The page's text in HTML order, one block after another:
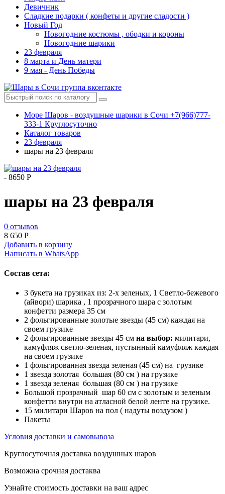
Девичник
Сладкие подарки ( конфеты и другие сладости )
Новый Год
Новогодние костюмы , ободки и короны
Новогодние шарики
23 февраля
8 марта и День матери
9 мая - День Победы
Море Шаров - воздушные шарики в Сочи +7(966)777-
333-1 Круглосуточно
Каталог товаров
23 февраля
шары на 23 февраля
- 8650 Р
шары на 23 февраля
0 отзывов
8 650 Р
Добавить в корзину
Написать в WhatsApp
Состав сета:
3 букета на грузиках из: 2-х зеленых, 1 Светло-бежевого
(айвори) шарика , 1 прозрачного шара с золотым
конфетти размера 35 см
2 фольгированные золотые звезды (45 см) каждая на
своем грузике
2 фольгированные звезды 45 см на выбор: милитари,
камуфляж светло-зеленая, пустынный камуфляж каждая
на своем грузике
1 фольгированная звезда зеленая (45 см) на грузике
1 звезда золотая большая (80 см ) на грузике
1 звезда зеленая большая (80 см ) на грузике
Большой прозрачный шар 60 см с золотым и зеленым
конфетти внутри на атласной белой ленте на грузике.
15 милитари Шаров на пол ( надуты воздузом )
Пакеты
Условия доставки и самовывоза
Круглосуточная доставка воздушных шаров
Возможна срочная достаква
Узнайте стоимость доставки на ваш адрес